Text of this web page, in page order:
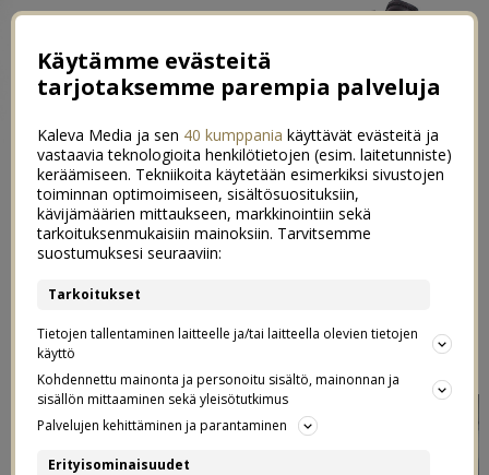
←Sadepäiviä ja ripaus vihreää olkkariin
Helppoja lounaita ja parhaita ystäviä→
Nukkumaanmenoaika
13.07.2017
Käytämme evästeitä
tarjotaksemme parempia palveluja
Kaleva Media ja sen 40 kumppania käyttävät evästeitä ja
vastaavia teknologioita henkilötietojen (esim. laitetunniste)
keräämiseen. Tekniikoita käytetään esimerkiksi sivustojen
toiminnan optimoimiseen, sisältösuosituksiin,
kävijämäärien mittaukseen, markkinointiin sekä
tarkoituksenmukaisiin mainoksiin. Tarvitsemme
suostumuksesi seuraaviin:
Tarkoitukset
Tietojen tallentaminen laitteelle ja/tai laitteella olevien tietojen
käyttö
Kohdennettu mainonta ja personoitu sisältö, mainonnan ja
sisällön mittaaminen sekä yleisötutkimus
Palvelujen kehittäminen ja parantaminen
Erityisominaisuudet